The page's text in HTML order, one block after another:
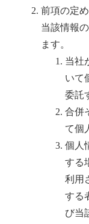
前項の定
当該情報
ます。
当社
いて
委託
合併
て個
個人
する
利用
する
び当